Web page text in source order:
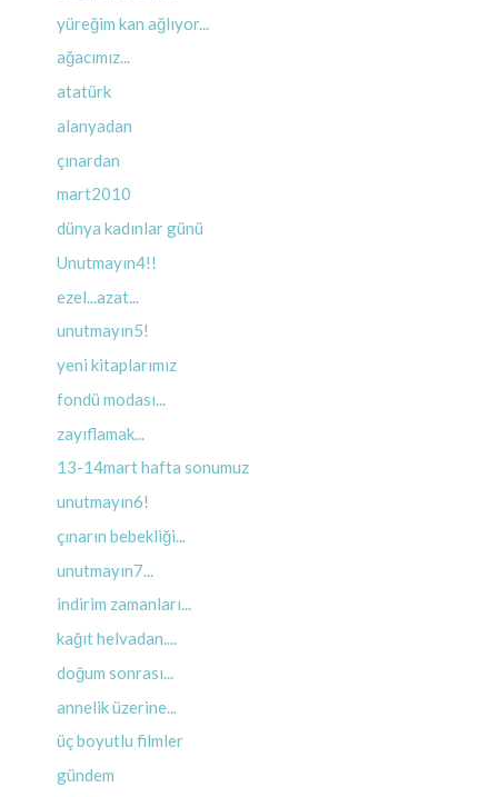
yüreğim kan ağlıyor...
ağacımız...
atatürk
alanyadan
çınardan
mart2010
dünya kadınlar günü
Unutmayın4!!
ezel...azat...
unutmayın5!
yeni kitaplarımız
fondü modası...
zayıflamak...
13-14mart hafta sonumuz
unutmayın6!
çınarın bebekliği...
unutmayın7...
indirim zamanları...
kağıt helvadan....
doğum sonrası...
annelik üzerine...
üç boyutlu filmler
gündem